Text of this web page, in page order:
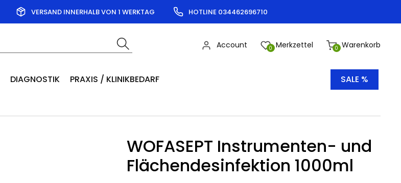
VERSAND INNERHALB VON 1 WERKTAG HOTLINE 034462696710
0 Warenkorb
0 Merkzettel
Account
DIAGNOSTIK PRAXIS / KLINIKBEDARF SALE %
WOFASEPT Instrumenten- und
Flächendesinfektion 1000ml